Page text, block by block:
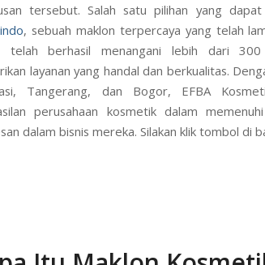
tersebut. Salah satu pilihan yang
, sebuah maklon terpercaya yang telah
telah berhasil menangani lebih dari
layanan yang handal dan berkualitas.
Tangerang, dan Bogor, EFBA
perusahaan kosmetik dalam
dalam bisnis mereka. Silakan klik tombol di